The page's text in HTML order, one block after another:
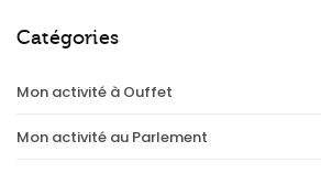
Catégories
Mon activité à Ouffet
Mon activité au Parlement